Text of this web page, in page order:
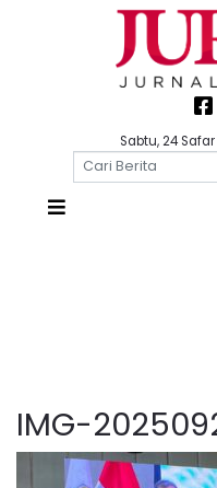
Sabtu, 24
IMG-